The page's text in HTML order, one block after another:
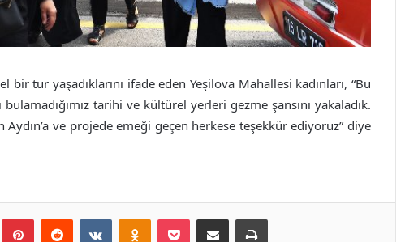
tur yaşadıklarını ifade eden Yeşilova Mahallesi kadınları, “Bu
tarihi ve kültürel yerleri gezme şansını yakaladık.
Aydın’a ve projede emeği geçen herkese teşekkür ediyoruz” diye
PinterestReddit VKontakteOdnoklassniki
Pocket E-Posta ile paylaş Yazdır